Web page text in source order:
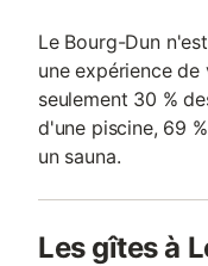
Le Bourg-Dun
une expérience
seulement 30 %
d'une piscine, 69
un sauna.
Les gîtes à